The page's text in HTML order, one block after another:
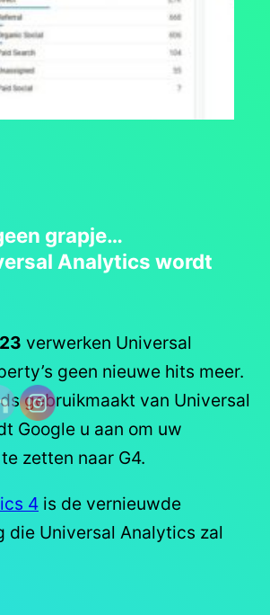
grapje…
Analytics wordt
verwerken Universal
geen nieuwe hits meer.
gebruikmaakt van Universal
Google u aan om uw
zetten naar G4.
4 is de vernieuwde
die Universal Analytics zal